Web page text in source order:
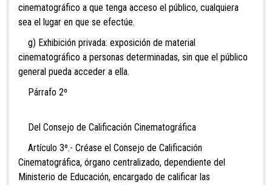
cinematográfico a que tenga acceso el público, cualquiera
sea el lugar en que se efectúe.
g) Exhibición privada: exposición de material
cinematográfico a personas determinadas, sin que el público
general pueda acceder a ella.
Párrafo 2º
Del Consejo de Calificación Cinematográfica
Artículo 3º.- Créase el Consejo de Calificación
Cinematográfica, órgano centralizado, dependiente del
Ministerio de Educación, encargado de calificar las